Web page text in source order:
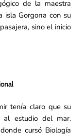
de la maestra
isla Gorgona con su
sino el inicio
tenía claro que su
al estudio del mar.
cursó Biología